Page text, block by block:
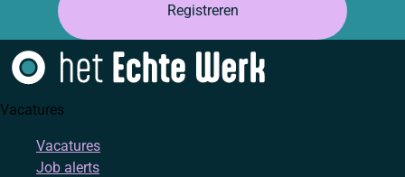
Registreren
Vacatures
Vacatures
Job alerts